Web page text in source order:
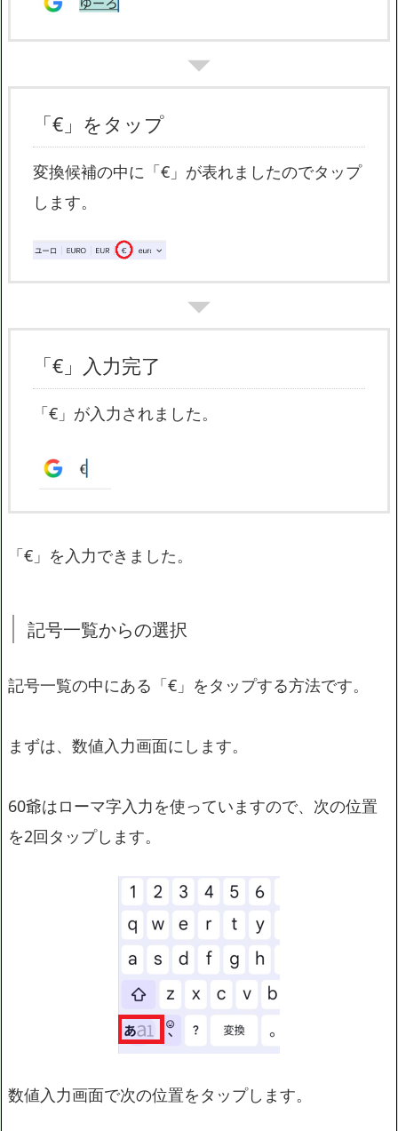
「€」をタップ
変換候補の中に「€」が表れましたのでタップ
します。
「€」入力完了
「€」が入力されました。
「€」を入力できました。
記号一覧からの選択
記号一覧の中にある「€」をタップする方法です。
まずは、数値入力画面にします。
60爺はローマ字入力を使っていますので、次の位置
を2回タップします。
数値入力画面で次の位置をタップします。